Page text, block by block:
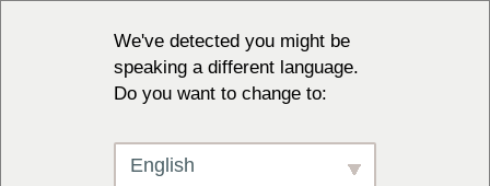
We've detected you might be
speaking a different language.
Do you want to change to:
English